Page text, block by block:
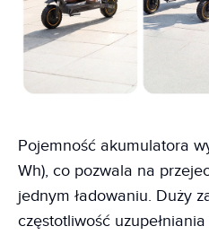
Pojemność akumulatora
Wh), co pozwala na
jednym ładowaniu. Duży
częstotliwość